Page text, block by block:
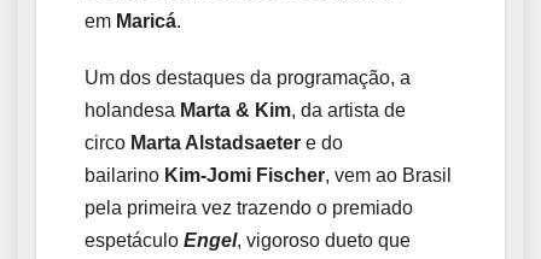
em Maricá.
Um dos destaques da programação, a
holandesa Marta & Kim, da artista de
circo Marta Alstadsaeter e do
bailarino Kim-Jomi Fischer, vem ao Brasil
pela primeira vez trazendo o premiado
espetáculo Engel, vigoroso dueto que